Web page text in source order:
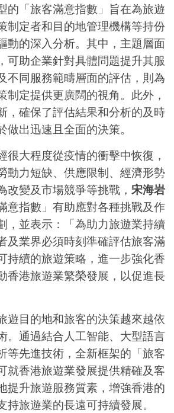
的「旅客滿意指數」旨在為旅遊
制定者和目的地管理機構等持份
動的深入分析。其中，主題層面
可助企業針對具體問題提升其服
不同服務範疇層面的評估，則為
制定提供更廣闊的視角。此外，
，確保了評估結果和分析的及時
出迅速且全面的決策。
很大程度從疫情的衝擊中恢復，
動力短缺、供應限制、經濟形勢
改變及市場競爭等挑戰， 宋海岩
意指數」有助應對各種挑戰及作
，並表示：「為助力旅遊業持續
及業界必須時刻準確評估旅客滿
持續的旅遊策略，進一步強化香
香港旅遊業繁榮發展，以促進長
遊目的地和旅客的決策越來越依
。通過結合人工智能、大型語言
等先進技術，全新框架的「旅客
就香港旅遊業發展提供精確及客
提升旅遊服務質素，增強香港的
持旅遊業的長遠可持續發展。